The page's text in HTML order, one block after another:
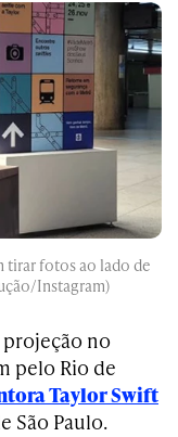
tirar fotos ao lado de
Instagram)
no
pelo Rio de
Taylor Swift
São Paulo.